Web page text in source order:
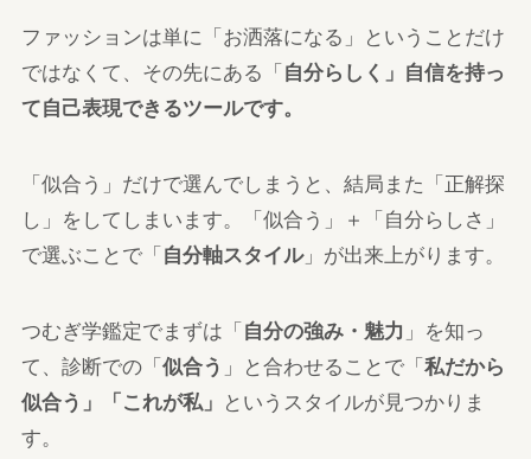
ファッションは単に「お洒落になる」ということだけ
ではなくて、その先にある「 自分らしく」自信を持っ
て自己表現できるツールです。
「似合う」だけで選んでしまうと、結局また「正解探
し」をしてしまいます。「似合う」＋「自分らしさ」
で選ぶことで「 自分軸スタイル」が出来上がります。
つむぎ学鑑定でまずは「 自分の強み・魅力 」を知っ
て、診断での「 似合う 」と合わせることで「 私だから
似合う」「これが私」
というスタイルが見つかりま
す。